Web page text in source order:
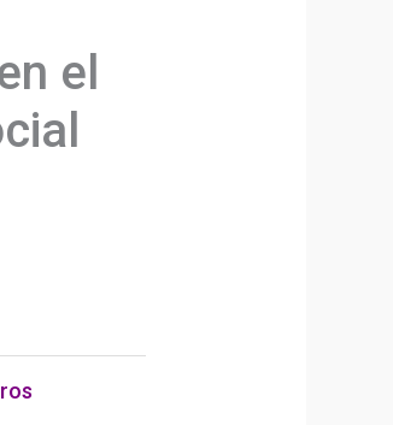
el